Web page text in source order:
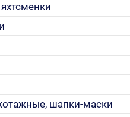
шапки-маски